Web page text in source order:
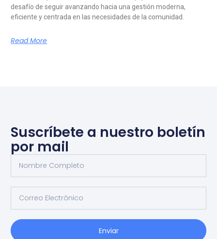
desafío de seguir avanzando hacia una gestión moderna,
eficiente y centrada en las necesidades de la comunidad.
Read More
Suscríbete a nuestro boletín
por mail
Enviar